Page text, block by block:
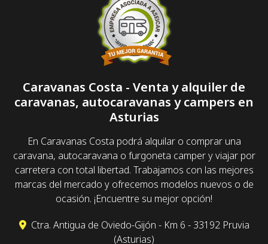
Caravanas Costa - Venta y alquiler de
caravanas, autocaravanas y campers en
Asturias
En Caravanas Costa podrá alquilar o comprar una
caravana, autocaravana o furgoneta camper y viajar por
carretera con total libertad. Trabajamos con las mejores
marcas del mercado y ofrecemos modelos nuevos o de
ocasión. ¡Encuentre su mejor opción!
Ctra. Antigua de Oviedo-Gijón - Km 6 - 33192 Pruvia
(Asturias)